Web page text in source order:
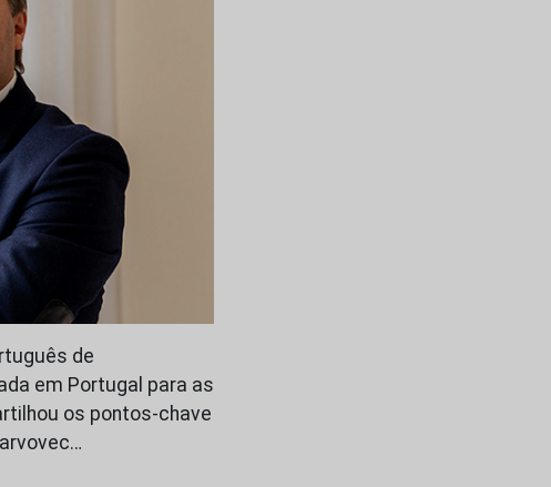
de
em Portugal para as
os pontos-chave